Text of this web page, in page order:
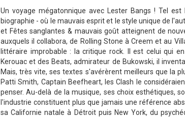
Un voyage mégatonnique avec Lester Bangs ! Tel
biographie - où le mauvais esprit et le style unique de
et Fêtes sanglantes & mauvais goût atteignent de
auxquels il collabora, de Rolling Stone à Creem et au
littéraire improbable : la critique rock. Il est celui qui
Kerouac et des Beats, admirateur de Bukowski, il
Mais, très vite, ses textes s'avérèrent meilleurs que la
Patti Smith, Captain Beefheart, les Clash le
penser. Au-delà de la musique, ses choix esthétiques,
l'industrie constituent plus que jamais une référence
sa Californie natale à Détroit puis New York, du